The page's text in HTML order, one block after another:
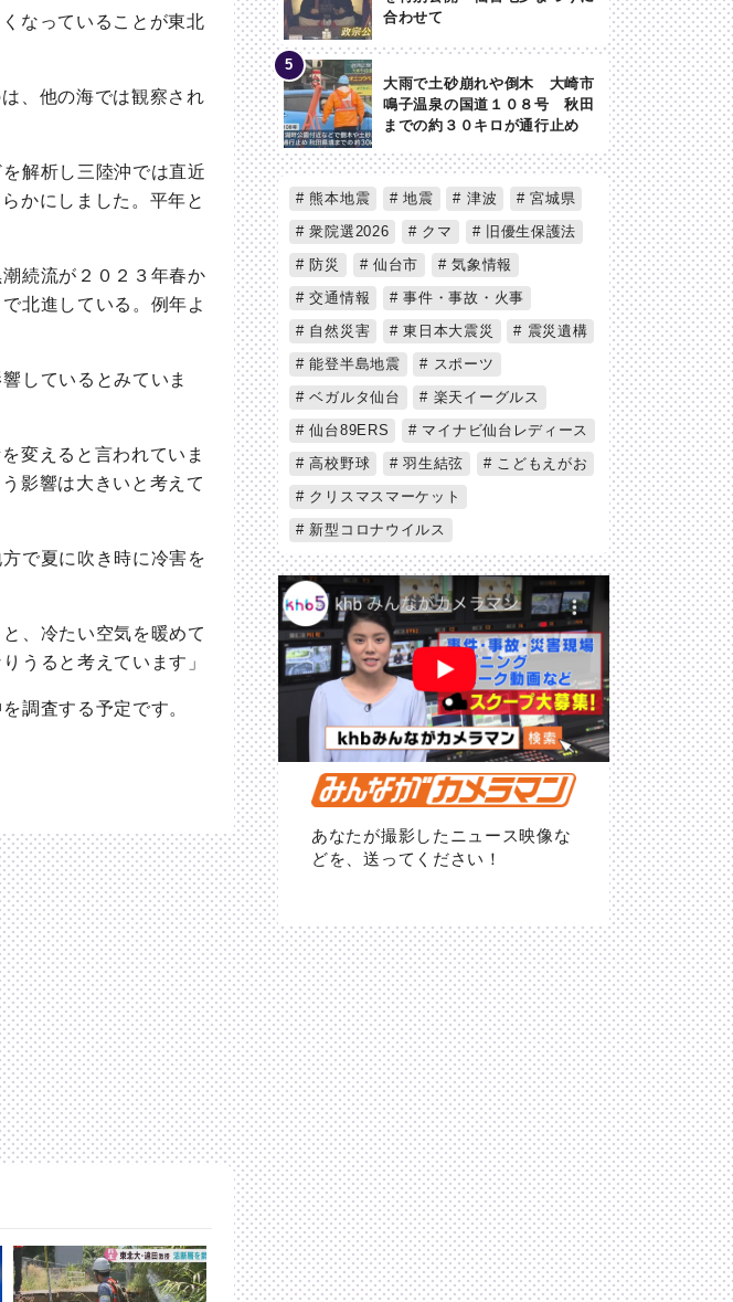
なっていることが東北
、他の海では観察され
解析し三陸沖では直近
かにしました。平年と
続流が２０２３年春か
北進している。例年よ
しているとみていま
変えると言われていま
影響は大きいと考えて
で夏に吹き時に冷害を
、冷たい空気を暖めて
うると考えています」
調査する予定です。
合わせて
大雨で土砂崩れや倒木 大崎市
鳴子温泉の国道１０８号 秋田
までの約３０キロが通行止め
熊本地震 地震 津波
宮城県
衆院選2026
クマ
旧優生保護法
防災
仙台市
気象情報
交通情報
事件・事故・火事
自然災害
東日本大震災
震災遺構
能登半島地震
スポーツ
ベガルタ仙台
楽天イーグルス
仙台89ERS
マイナビ仙台レディース
高校野球
羽生結弦
こどもえがお
クリスマスマーケット
新型コロナウイルス
あなたが撮影したニュース映像な
どを、送ってください！